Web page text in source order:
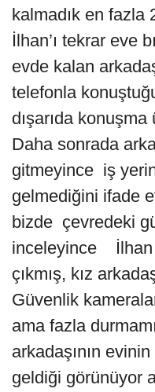
kalmadık en fazla
İlhan’ı tekrar eve
evde kalan
telefonla
dışarıda
Daha sonrada
gitmeyince iş
gelmediğini ifade
bizde çevredeki
inceleyince İlhan
çıkmış, kız
Güvenlik
ama fazla
arkadaşının
geldiği görünüyor